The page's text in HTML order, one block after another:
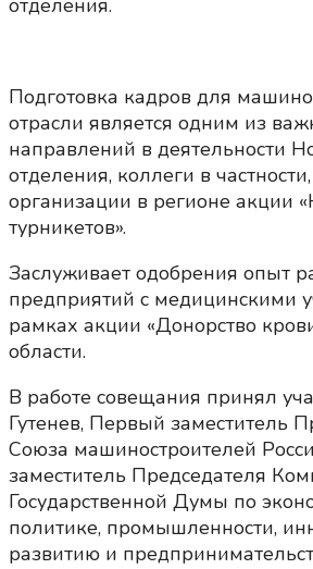
отделения.
Подготовка кадров для
отрасли является одним из
направлений в деятельности
отделения, коллеги в
организации в регионе акции
турникетов».
Заслуживает одобрения опыт
предприятий с медицинскими
рамках акции «Донорство
области.
В работе совещания принял
Гутенев, Первый заместитель
Союза машиностроителей
заместитель Председателя
Государственной Думы по
политике, промышленности,
развитию и